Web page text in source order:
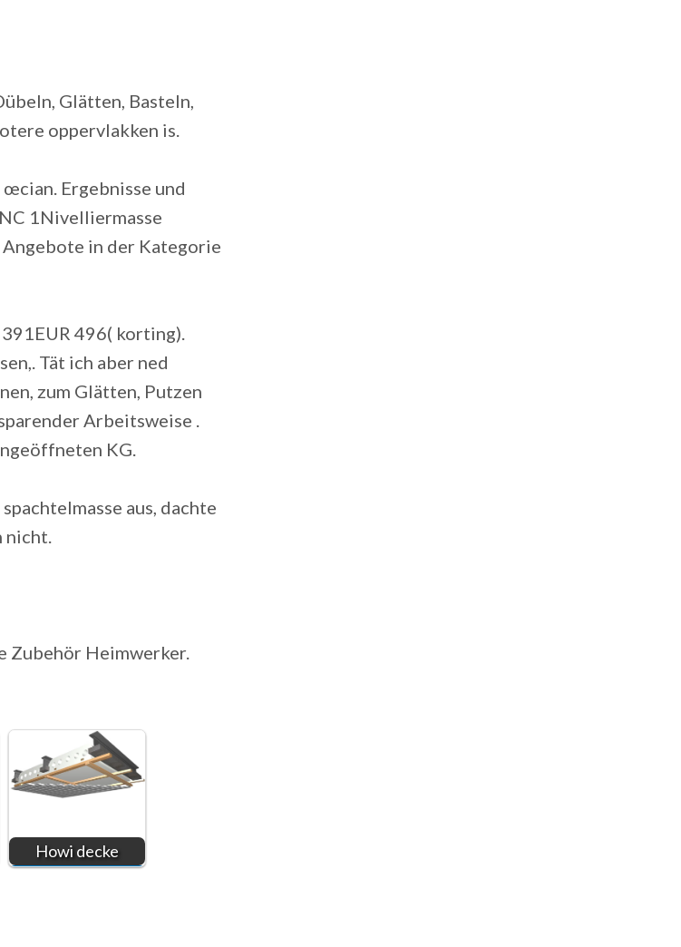
Glätten, Basteln,
oppervlakken is.
Ergebnisse und
1Nivelliermasse
in der Kategorie
391EUR 496( korting).
Tät ich aber ned
zum Glätten, Putzen
Arbeitsweise .
KG.
aus, dachte
nicht.
Zubehör Heimwerker.
Howi decke